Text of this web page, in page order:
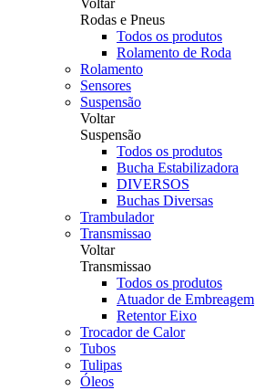
Voltar
Rodas e Pneus
Todos os produtos
Rolamento de Roda
Rolamento
Sensores
Suspensão
Voltar
Suspensão
Todos os produtos
Bucha Estabilizadora
DIVERSOS
Buchas Diversas
Trambulador
Transmissao
Voltar
Transmissao
Todos os produtos
Atuador de Embreagem
Retentor Eixo
Trocador de Calor
Tubos
Tulipas
Óleos